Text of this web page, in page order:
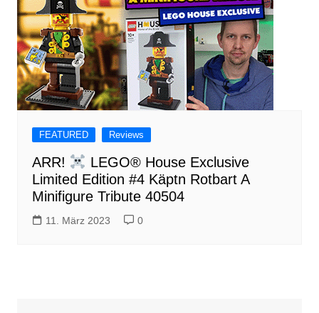
FEATURED Reviews
ARR!
LEGO® House Exclusive
Limited Edition #4 Käptn Rotbart A
Minifigure Tribute 40504
11. März 2023 0